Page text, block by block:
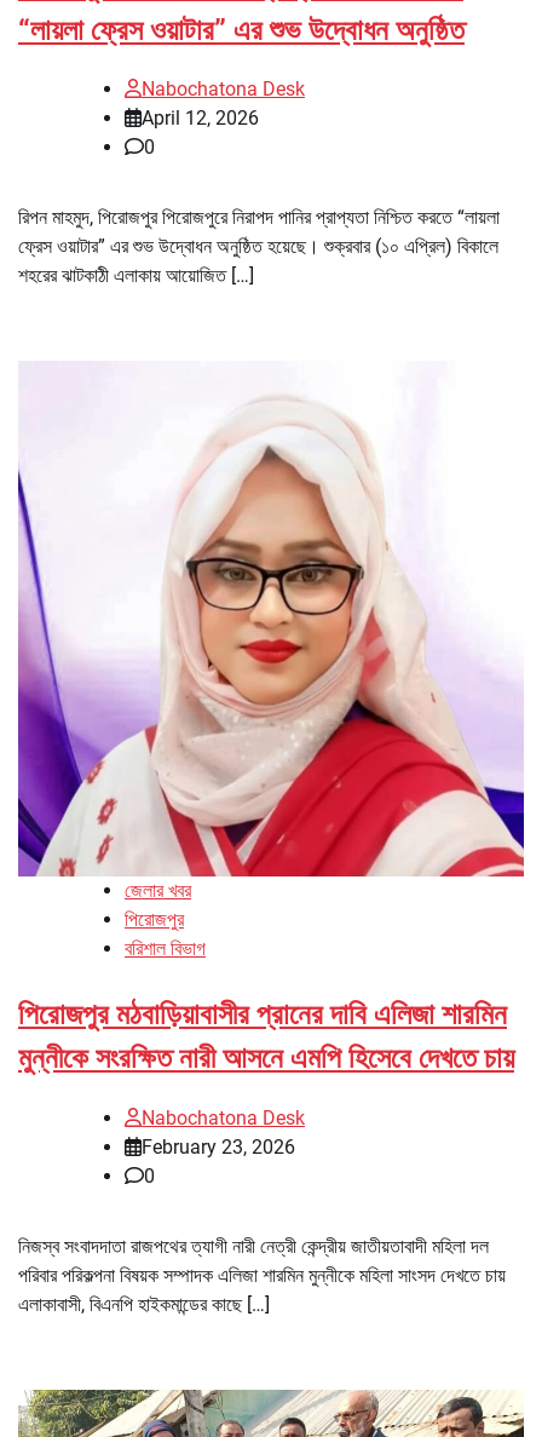
“লায়লা ফ্রেস ওয়াটার” এর শুভ উদ্বোধন অনুষ্ঠিত
Nabochatona Desk
April 12, 2026
0
রিপন মাহমুদ, পিরোজপুর পিরোজপুরে নিরাপদ পানির প্রাপ্যতা নিশ্চিত করতে “লায়লা
ফ্রেস ওয়াটার” এর শুভ উদ্বোধন অনুষ্ঠিত হয়েছে। শুক্রবার (১০ এপ্রিল) বিকালে
শহরের ঝাটকাঠী এলাকায় আয়োজিত […]
জেলার খবর
পিরোজপুর
বরিশাল বিভাগ
পিরোজপুর মঠবাড়িয়াবাসীর প্রানের দাবি এলিজা শারমিন
মুন্নীকে সংরক্ষিত নারী আসনে এমপি হিসেবে দেখতে চায়
Nabochatona Desk
February 23, 2026
0
নিজস্ব সংবাদদাতা রাজপথের ত্যাগী নারী নেত্রী কেন্দ্রীয় জাতীয়তাবাদী মহিলা দল
পরিবার পরিকল্পনা বিষয়ক সম্পাদক এলিজা শারমিন মুন্নীকে মহিলা সাংসদ দেখতে চায়
এলাকাবাসী, বিএনপি হাইকমান্ডের কাছে […]